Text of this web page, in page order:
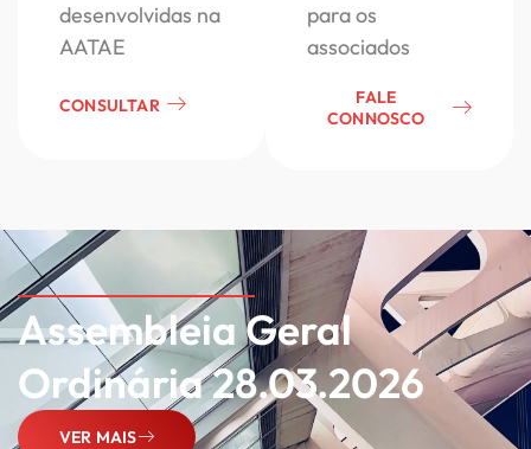
desenvolvidas na
AATAE
CONSULTAR
para os
associados
FALE
CONNOSCO
Assembleia Geral
Ordinária 28.03.2026
VER MAIS